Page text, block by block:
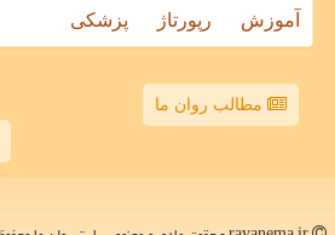
آموزش رپورتاژ پزشکی
مطالب روان ما